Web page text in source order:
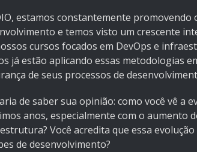
estamos constantemente promovendo
e temos visto um crescente
cursos focados em DevOps e
já estão aplicando essas metodologias
de seus processos de
de saber sua opinião: como você vê a
anos, especialmente com o aumento
Você acredita que essa
de desenvolvimento?